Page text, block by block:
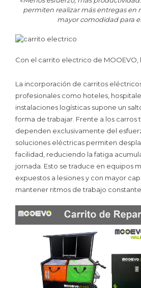
permiten realizar más entregas en
mayor comodidad para
Con el carrito electrico de
La incorporación de carritos
profesionales como hoteles,
instalaciones logísticas supone un
forma de trabajar. Frente a los carros
dependen exclusivamente del
soluciones eléctricas permiten
facilidad, reduciendo la fatiga
jornada. Esto se traduce en equipos
expuestos a lesiones y con mayor
mantener ritmos de trabajo